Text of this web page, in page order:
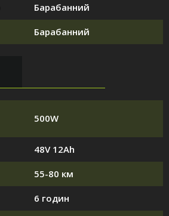
Барабанний
Барабанний
500W
48V 12Ah
55-80 км
6 годин